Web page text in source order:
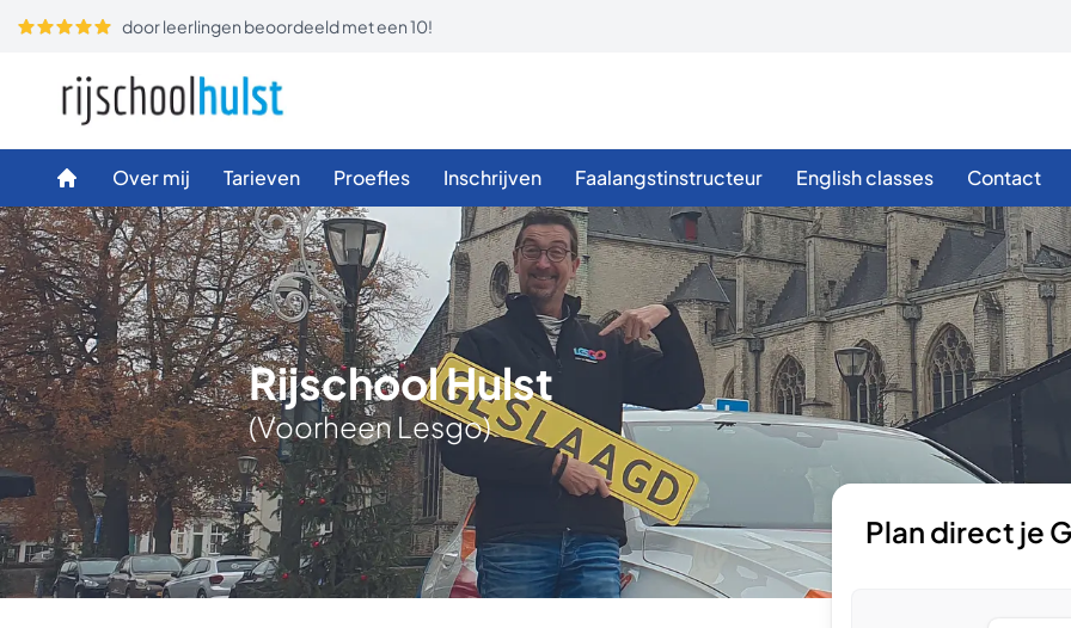
door leerlingen beoordeeld met een 10!
Over mij Tarieven Proefles Inschrijven Faalangstinstructeur English classes Contact
Rijschool Hulst
(Voorheen Lesgo)
Plan direct je